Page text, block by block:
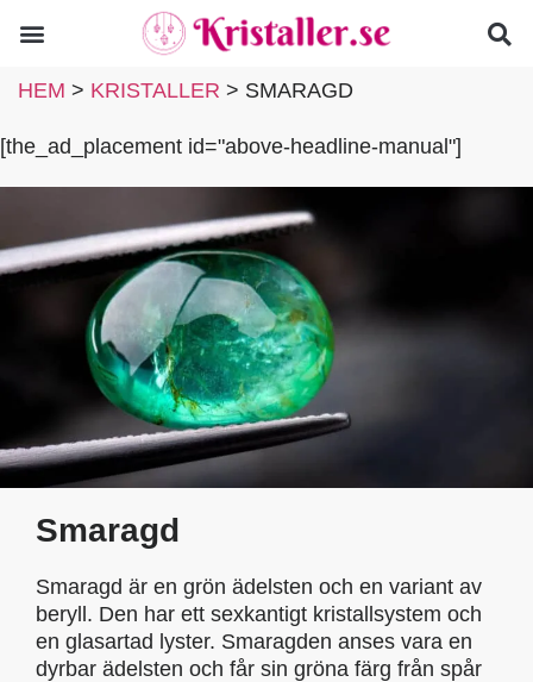
HEM > KRISTALLER > SMARAGD
[the_ad_placement id="above-headline-manual"]
Smaragd
Smaragd är en grön ädelsten och en variant av
beryll. Den har ett sexkantigt kristallsystem och
en glasartad lyster. Smaragden anses vara en
dyrbar ädelsten och får sin gröna färg från spår